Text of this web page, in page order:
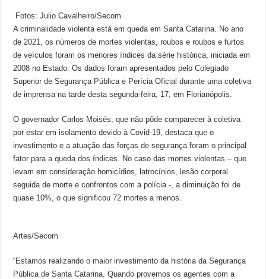
Fotos: Julio Cavalheiro/Secom
A criminalidade violenta está em queda em Santa Catarina. No ano
de 2021, os números de mortes violentas, roubos e roubos e furtos
de veículos foram os menores índices da série histórica, iniciada em
2008 no Estado. Os dados foram apresentados pelo Colegiado
Superior de Segurança Pública e Perícia Oficial durante uma coletiva
de imprensa na tarde desta segunda-feira, 17, em Florianópolis.
O governador Carlos Moisés, que não pôde comparecer à coletiva
por estar em isolamento devido à Covid-19, destaca que o
investimento e a atuação das forças de segurança foram o principal
fator para a queda dos índices. No caso das mortes violentas – que
levam em consideração homicídios, latrocínios, lesão corporal
seguida de morte e confrontos com a polícia -, a diminuição foi de
quase 10%, o que significou 72 mortes a menos.
Artes/Secom
“Estamos realizando o maior investimento da história da Segurança
Pública de Santa Catarina. Quando provemos os agentes com a